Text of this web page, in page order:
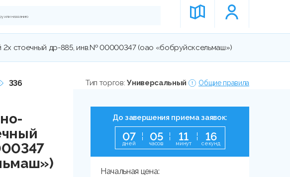
стоечный др-885, инв.№ 00000347 (оао «бобруйсксельмаш»)
336 Тип торгов:Универсальный Общие правила
До завершения приема заявок:
07
дней
05
часов
11
минут
15
секунд
Начальная цена: